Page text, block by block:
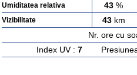
Umiditatea relativa 43 %
Vizibilitate 43km
Nr. ore cu
Index UV : 7Presiunea